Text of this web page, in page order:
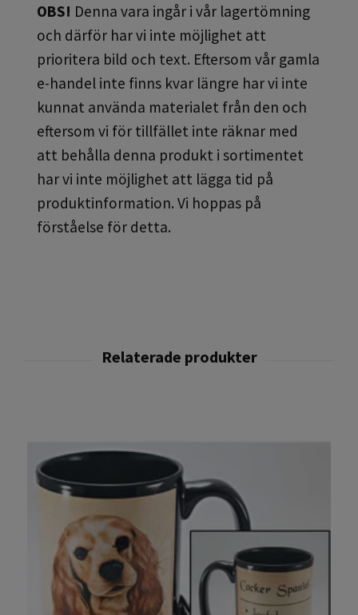
OBS! Denna vara ingår i vår lagertömning
och därför har vi inte möjlighet att
prioritera bild och text. Eftersom vår gamla
e-handel inte finns kvar längre har vi inte
kunnat använda materialet från den och
eftersom vi för tillfället inte räknar med
att behålla denna produkt i sortimentet
har vi inte möjlighet att lägga tid på
produktinformation. Vi hoppas på
förståelse för detta.